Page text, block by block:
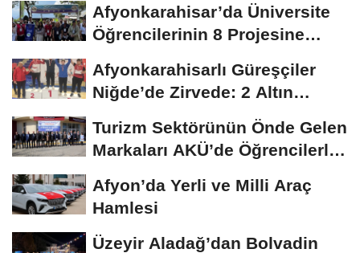
Afyonkarahisar’da Üniversite
Öğrencilerinin 8 Projesine
Afyonkarahisarlı Güreşçiler
Niğde’de Zirvede: 2 Altın
Turizm Sektörünün Önde Gelen
Markaları AKÜ’de Öğrencilerle
Afyon’da Yerli ve Milli Araç
Hamlesi
Üzeyir Aladağ’dan Bolvadin